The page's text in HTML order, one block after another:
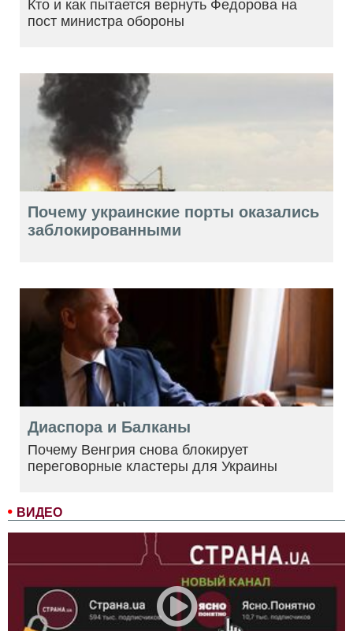
ВИДЕО
Кто и как пытается вернуть Федорова на
пост министра обороны
Почему украинские порты оказались
заблокированными
Диаспора и Балканы
Почему Венгрия снова блокирует
переговорные кластеры для Украины